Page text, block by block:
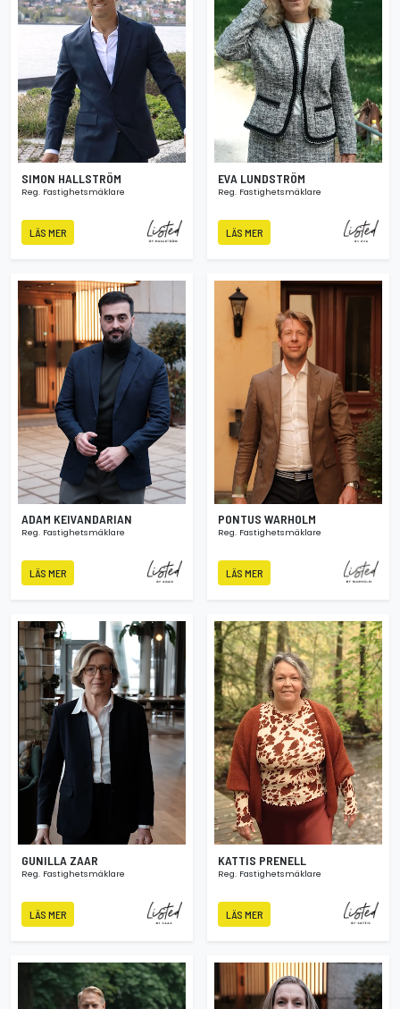
SIMON HALLSTRÖM
Reg. Fastighetsmäklare
LÄS MER
EVA LUNDSTRÖM
Reg. Fastighetsmäklare
LÄS MER
ADAM KEIVANDARIAN
Reg. Fastighetsmäklare
LÄS MER
PONTUS WARHOLM
Reg. Fastighetsmäklare
LÄS MER
GUNILLA ZAAR
Reg. Fastighetsmäklare
LÄS MER
KATTIS PRENELL
Reg. Fastighetsmäklare
LÄS MER